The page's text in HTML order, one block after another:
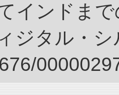
インドま
ジタル・